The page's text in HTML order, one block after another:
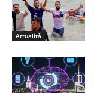
Attualità